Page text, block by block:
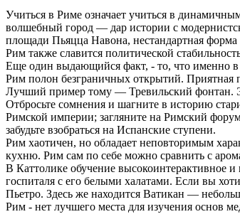
Учиться в Риме означает учиться в
волшебный город — дар истории с
площади Пьяцца Навона, нестандартная
Рим также славится политической
Еще один выдающийся факт, - то, что именно в
Рим полон безграничных открытий.
Лучший пример тому — Тревильский фонтан.
Отбросьте сомнения и шагните в историю
Римской империи; загляните на Римский
забудьте взобраться на Испанские ступени.
Рим хаотичен, но обладает неповторимым
кухню. Рим сам по себе можно сравнить с
В Каттолике обучение высокоинтерактивное
госпиталя с его белыми халатами. Если вы
Пьетро. Здесь же находится Ватикан —
Рим - нет лучшего места для изучения основ